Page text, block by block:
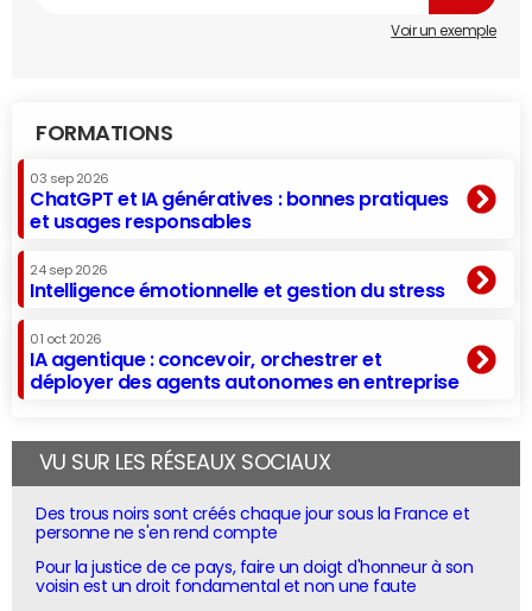
Voir un exemple
FORMATIONS
03 sep 2026
ChatGPT et IA génératives : bonnes pratiques
et usages responsables
24 sep 2026
Intelligence émotionnelle et gestion du stress
01 oct 2026
IA agentique : concevoir, orchestrer et
déployer des agents autonomes en entreprise
VU SUR LES RÉSEAUX SOCIAUX
Des trous noirs sont créés chaque jour sous la France et
personne ne s'en rend compte
Pour la justice de ce pays, faire un doigt d'honneur à son
voisin est un droit fondamental et non une faute